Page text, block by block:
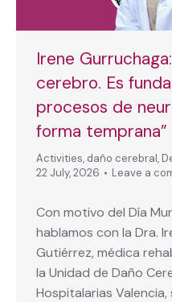
Irene
cerebro. Es
procesos de
forma temprana”
Activities, daño cerebral,
22 July, 2026
Leave a
Con motivo del Día
hablamos con la Dra.
Gutiérrez, médica
la Unidad de Daño
Hospitalarias